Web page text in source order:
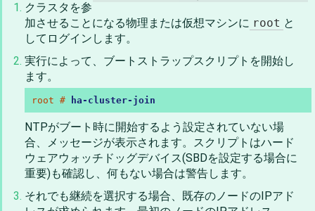
クラスタを参
加させることになる物理または仮想マシンに root と
してログインします。
実行によって、ブートストラップスクリプトを開始し
ます。
root # ha-cluster-join
NTPがブート時に開始するよう設定されていない場
合、メッセージが表示されます。スクリプトはハード
ウェアウォッチドッグデバイス(SBDを設定する場合に
重要)も確認し、何もない場合は警告します。
それでも継続を選択する場合、既存のノードのIPアド